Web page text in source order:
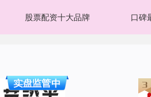
股票配资十大品牌 口碑